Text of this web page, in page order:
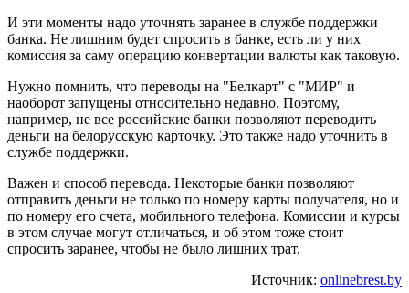
И эти моменты надо уточнять заранее в службе поддержки
банка. Не лишним будет спросить в банке, есть ли у них
комиссия за саму операцию конвертации валюты как таковую.
Нужно помнить, что переводы на "Белкарт" с "МИР" и
наоборот запущены относительно недавно. Поэтому,
например, не все российские банки позволяют переводить
деньги на белорусскую карточку. Это также надо уточнить в
службе поддержки.
Важен и способ перевода. Некоторые банки позволяют
отправить деньги не только по номеру карты получателя, но и
по номеру его счета, мобильного телефона. Комиссии и курсы
в этом случае могут отличаться, и об этом тоже стоит
спросить заранее, чтобы не было лишних трат.
Источник: onlinebrest.by